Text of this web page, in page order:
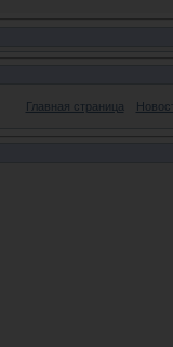
Главная страница